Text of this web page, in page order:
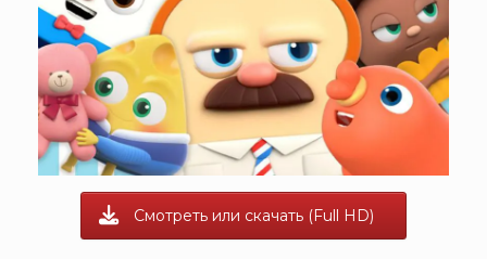
Смотреть или скачать (Full HD)